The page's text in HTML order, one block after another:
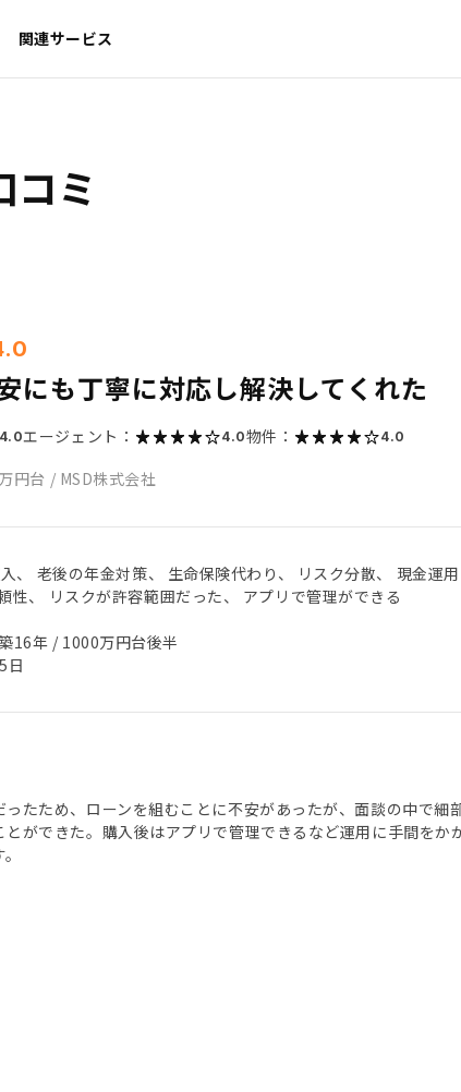
関連サービス
コミ
にも丁寧に対応し解決してくれた
4.0エージェント： 4.0物件： 4.0
円台 / MSD株式会社
、 老後の年金対策、 生命保険代わり、 リスク分散、 現金運用
性、 リスクが許容範囲だった、 アプリで管理ができる
16年 / 1000万円台後半
日
たため、ローンを組むことに不安があったが、面談の中で
ができた。購入後はアプリで管理できるなど運用に手間をか